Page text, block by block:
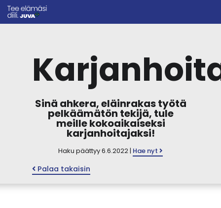
Sinä ahkera, eläinrakas työtä
pelkäämätön tekijä, tule
meille kokoaikaiseksi
karjanhoitajaksi!
Haku päättyy 6.6.2022 | Hae nyt
Palaa takaisin